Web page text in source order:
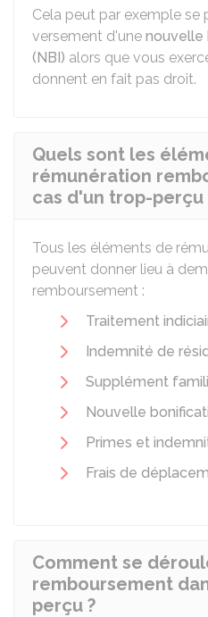
Cela peut par exemple se
versement d'une nouvelle
(NBI) alors que vous
donnent en fait pas droit.
Quels sont les
rémunération
cas d'un trop-perçu
Tous les éléments de
peuvent donner lieu à
remboursement :
Traitement
Indemnité de
Supplément
Nouvelle
Primes et
Frais de
Comment se
remboursement
perçu ?